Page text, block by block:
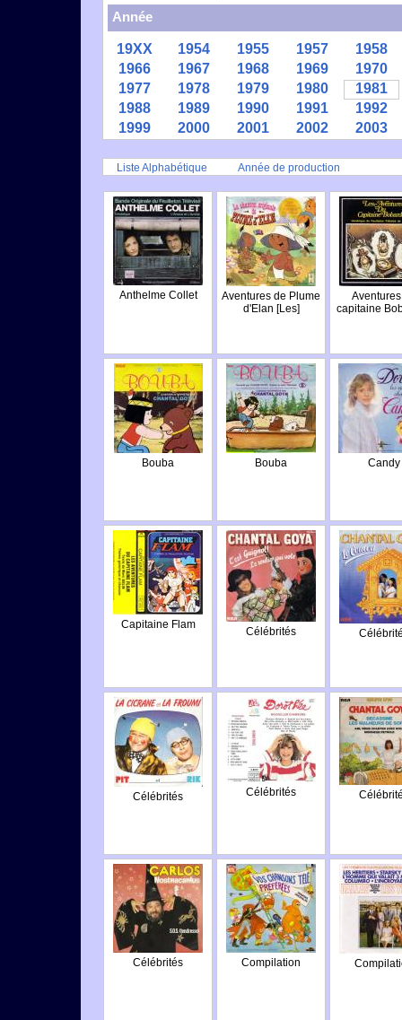
Année
19XX 1954 1955 1957
1958
1966
1967 1968 1969
1970
1977
1978 1979 1980
1981
1988
1989 1990 1991
1992
1999
2000 2001 2002 2003
Liste Alphabétique Année de production
Anthelme Collet
Aventures de Plume
d'Elan [Les]
capitaine
Bouba Bouba Candy
Capitaine Flam
Célébrités
Célébrités Célébrités
Célébrités Compilation